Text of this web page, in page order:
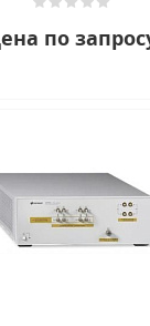
по